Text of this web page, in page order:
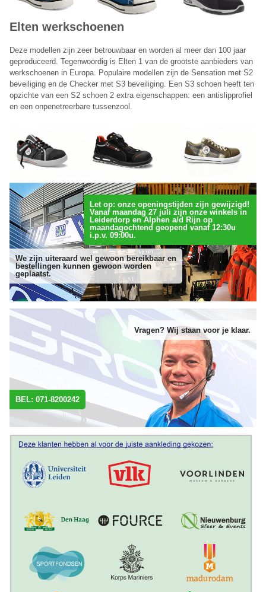
Elten werkschoenen
Deze modellen zijn zeer betrouwbaar en worden al meer dan 100 jaar
geproduceerd. Tegenwoordig is Elten 1 van de grootste aanbieders van
werkschoenen in Europa. Populaire modellen zijn de Sensation met S2
beveiliging en de Checker met S3 beveiliging. Een S3 schoen heeft ten
opzichte van een S2 schoen 2 extra eigenschappen: een antislipprofiel
en een onpenetreerbare tussenzool.
Let op: onze openingstijden zijn gewijzigd!
Vanaf maandag 27 juli zijn onze winkels in
Leiderdorp en Alphen a/d Rijn op
maandagochtend geopend vanaf 12:30u
i.p.v. 09:00u.
We zijn uiteraard wel gewoon bereikbaar en
bestellingen kunnen gewoon worden
geplaatst.
Vragen? Wij staan voor je klaar.
BEL: 071-8200242